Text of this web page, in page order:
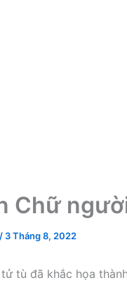
Chữ
/ 3 Tháng 8, 2022
tù đã khắc họa